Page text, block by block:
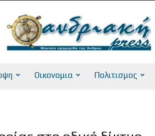
Οικονομια Πολιτισμος